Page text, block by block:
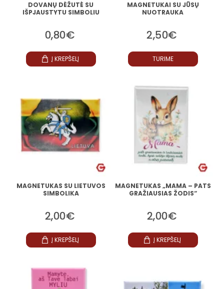
DOVANŲ DĖŽUTĖ SU
IŠPJAUSTYTU SIMBOLIU
0,80€
Į KREPŠELĮ
MAGNETUKAI SU JŪSŲ
NUOTRAUKA
2,50€
TURIME
MAGNETUKAS SU LIETUVOS
SIMBOLIKA
2,00€
Į KREPŠELĮ
MAGNETUKAS „MAMA – PATS
GRAŽIAUSIAS ŽODIS“
2,00€
Į KREPŠELĮ